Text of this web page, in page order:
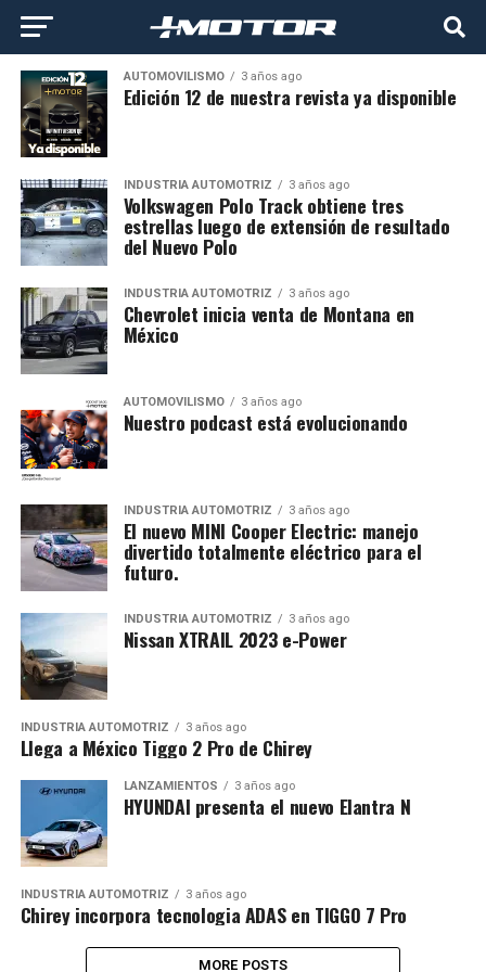
AUTOMOVILISMO 3 años ago
Edición 12 de nuestra revista ya disponible
INDUSTRIA AUTOMOTRIZ 3 años ago
Volkswagen Polo Track obtiene tres
estrellas luego de extensión de resultado
del Nuevo Polo
INDUSTRIA AUTOMOTRIZ 3 años ago
Chevrolet inicia venta de Montana en
México
AUTOMOVILISMO 3 años ago
Nuestro podcast está evolucionando
INDUSTRIA AUTOMOTRIZ 3 años ago
El nuevo MINI Cooper Electric: manejo
divertido totalmente eléctrico para el
futuro.
INDUSTRIA AUTOMOTRIZ 3 años ago
Nissan XTRAIL 2023 e-Power
INDUSTRIA AUTOMOTRIZ 3 años ago
Llega a México Tiggo 2 Pro de Chirey
LANZAMIENTOS 3 años ago
HYUNDAI presenta el nuevo Elantra N
INDUSTRIA AUTOMOTRIZ 3 años ago
Chirey incorpora tecnologia ADAS en TIGGO 7 Pro
MORE POSTS